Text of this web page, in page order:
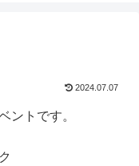
2024.07.07
ントです。